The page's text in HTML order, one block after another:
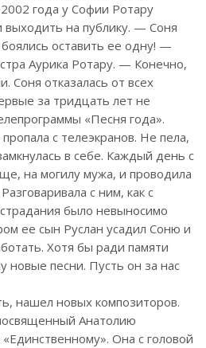
года у Софии Ротару
выходить на публику. — Соня
оставить ее одну! —
Аурика Ротару. — Конечно,
Соня отказалась от всех
за тридцать лет не
«Песня года».
с телеэкранов. Не пела,
в себе. Каждый день с
на могилу мужа, и проводила
с ним, как с
было невыносимо
ее сын Руслан усадил Соню и
Хотя бы ради памяти
новые песни. Пусть он за нас
нашел новых композиторов.
Анатолию
Она с головой